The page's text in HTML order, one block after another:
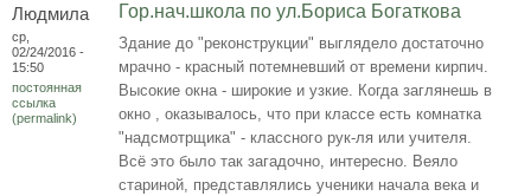
Людмила
ср,
02/24/2016 -
15:50
постоянная
ссылка
(permalink)
Гор.нач.школа по ул.Бориса Богаткова
Здание до "реконструкции" выглядело достаточно
мрачно - красный потемневший от времени кирпич.
Высокие окна - широкие и узкие. Когда заглянешь в
окно , оказывалось, что при классе есть комнатка
"надсмотрщика" - классного рук-ля или учителя.
Всё это было так загадочно, интересно. Веяло
стариной, представлялись ученики начала века и